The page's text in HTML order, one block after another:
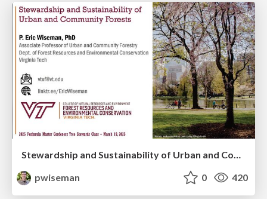
Stewardship and Sustainability of Urban and Community Forests
pwiseman
0 420